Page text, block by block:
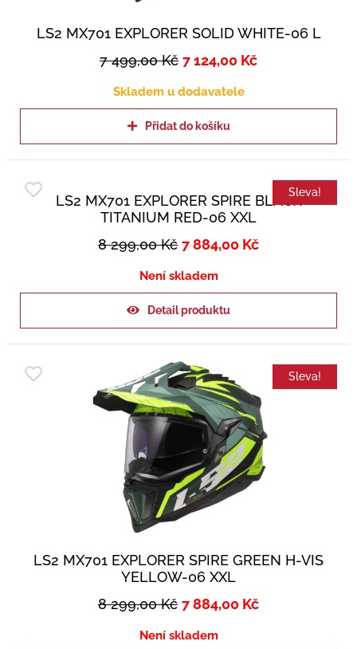
LS2 MX701 EXPLORER SOLID WHITE-06 L
7 499,00Kč 7 124,00 Kč
Skladem u dodavatele
Přidat do košíku
Sleva!
LS2 MX701 EXPLORER SPIRE BLACK
TITANIUM RED-06 XXL
8 299,00Kč 7 884,00 Kč
Není skladem
Detail produktu
Sleva!
LS2 MX701 EXPLORER SPIRE GREEN H-VIS
YELLOW-06 XXL
8 299,00Kč 7 884,00 Kč
Není skladem